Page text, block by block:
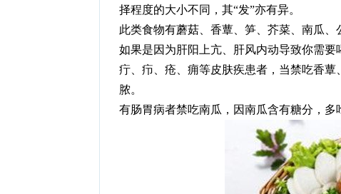
择程度的大小不同，其“发”亦有异。
此类食物有蘑菇、香蕈、笋、芥菜、南瓜、
如果是因为肝阳上亢、肝风内动导致你需要
疔、疖、疮、痈等皮肤疾患者，当禁吃香
脓。
有肠胃病者禁吃南瓜，因南瓜含有糖分，多